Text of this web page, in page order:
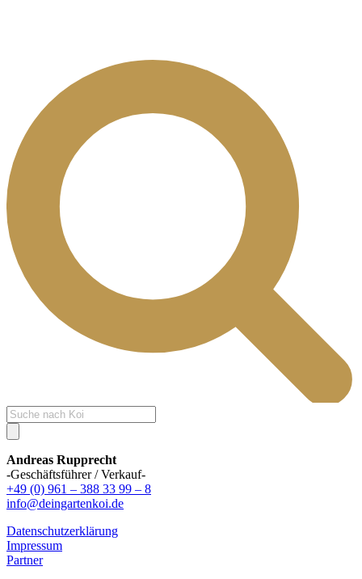
Products
search
Andreas Rupprecht
-Geschäftsführer / Verkauf-
+49 (0) 961 – 388 33 99 – 8
info@deingartenkoi.de
Datenschutzerklärung
Impressum
Partner